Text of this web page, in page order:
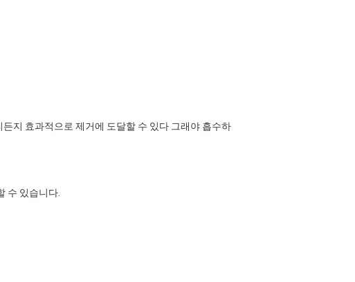
지 효과적으로 제거에 도달할 수 있다 그래야 흡수하
수 있습니다.